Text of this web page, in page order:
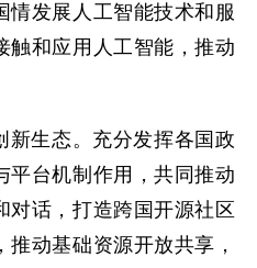
情发展人工智能技术和服
触和应用人工智能，推动
新生态。充分发挥各国政
平台机制作用，共同推动
对话，打造跨国开源社区
动基础资源开放共享，